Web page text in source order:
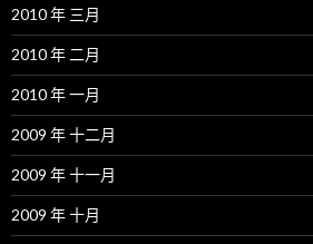
2010 年 三月
2010 年 二月
2010 年 一月
2009 年 十二月
2009 年 十一月
2009 年 十月